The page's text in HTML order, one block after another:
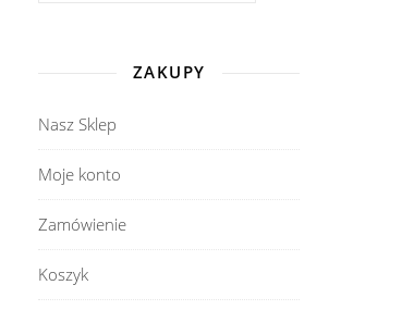
ZAKUPY
Nasz Sklep
Moje konto
Zamówienie
Koszyk